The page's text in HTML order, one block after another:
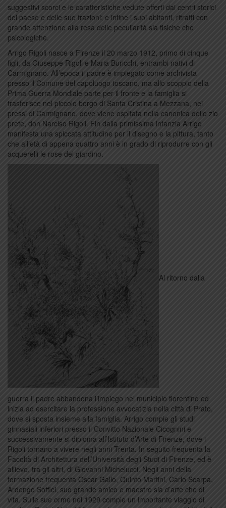
suggestivi scorci e le caratteristiche vedute offerti dai centri storici
del paese e delle sue frazioni; e infine i suoi abitanti, ritratti con
grande attenzione alla resa delle peculiarità sia fisiche che
psicologiche.
Arrigo Rigoli nasce a Firenze il 20 marzo 1912, primo di cinque
figli, da Giuseppe Rigoli e Maria Buricchi, entrambi nativi di
Carmignano. All’epoca il padre è impiegato come archivista
presso il Comune del capoluogo toscano, ma allo scoppio della
Prima Guerra Mondiale parte per il fronte e la famiglia si
trasferisce nel piccolo borgo di Santa Cristina a Mezzana, nei
pressi di Carmignano, dove viene ospitata nella canonica dello zio
prete, don Narciso Rigoli. Fin dalla primissima infanzia Arrigo
manifesta una spiccata attitudine per il disegno e la pittura, tanto
che all’età di appena quattro anni è in grado di riprodurre con gli
acquerelli le rose del giardino.
Al ritorno dalla
guerra il padre abbandona l’impiego nel municipio fiorentino ed
inizia ad esercitare la professione avvocatizia nella città di Prato,
dove si sposta insieme alla famiglia. Arrigo compie gli studi
ginnasiali inferiori presso il Convitto Nazionale Cicognini e
successivamente si diploma all’Istituto d’Arte di Firenze, dove i
Rigoli tornano a vivere negli anni Trenta. In seguito frequenta la
Facoltà di Architettura dell’Università degli Studi di Firenze, ed è
allievo, tra gli altri, di Giovanni Michelucci. Negli anni della
formazione frequenta Oscar Gallo, Quinto Martini, Carlo Scarpa,
Ardengo Soffici, suo grande amico e maestro sia d’arte che di
vita. Sulle sue orme nel 1929 compie un importante viaggio di